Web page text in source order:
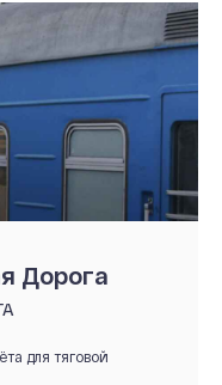
Дорога
для тяговой